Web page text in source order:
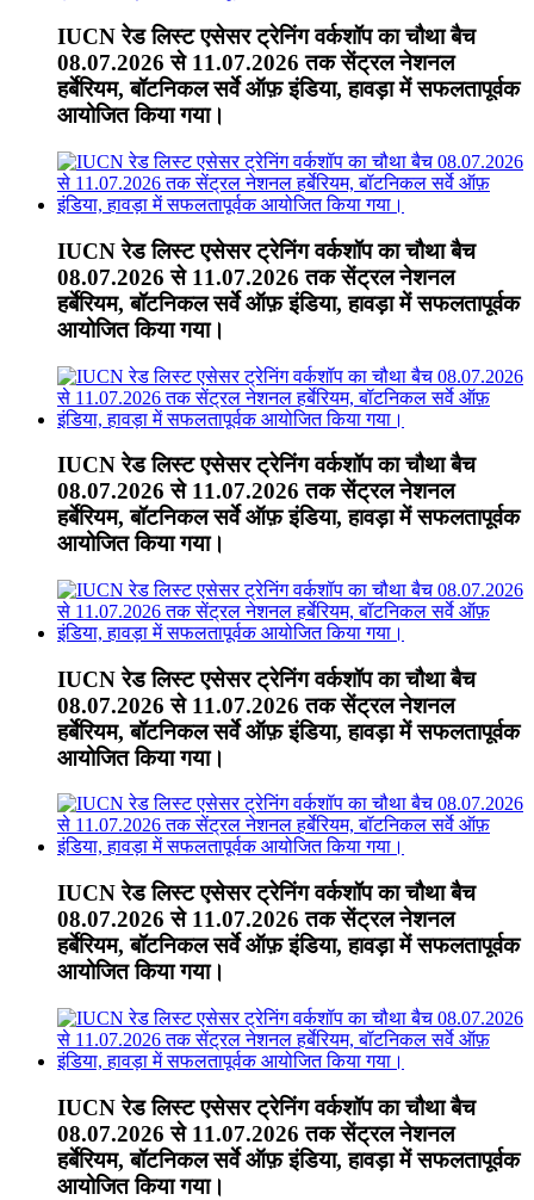
IUCN रेड लिस्ट एसेसर ट्रेनिंग वर्कशॉप का चौथा बैच
08.07.2026 से 11.07.2026 तक सेंट्रल नेशनल
हर्बेरियम, बॉटनिकल सर्वे ऑफ़ इंडिया, हावड़ा में सफलतापूर्वक
आयोजित किया गया।
IUCN रेड लिस्ट एसेसर ट्रेनिंग वर्कशॉप का चौथा बैच
08.07.2026 से 11.07.2026 तक सेंट्रल नेशनल
हर्बेरियम, बॉटनिकल सर्वे ऑफ़ इंडिया, हावड़ा में सफलतापूर्वक
आयोजित किया गया।
IUCN रेड लिस्ट एसेसर ट्रेनिंग वर्कशॉप का चौथा बैच
08.07.2026 से 11.07.2026 तक सेंट्रल नेशनल
हर्बेरियम, बॉटनिकल सर्वे ऑफ़ इंडिया, हावड़ा में सफलतापूर्वक
आयोजित किया गया।
IUCN रेड लिस्ट एसेसर ट्रेनिंग वर्कशॉप का चौथा बैच
08.07.2026 से 11.07.2026 तक सेंट्रल नेशनल
हर्बेरियम, बॉटनिकल सर्वे ऑफ़ इंडिया, हावड़ा में सफलतापूर्वक
आयोजित किया गया।
IUCN रेड लिस्ट एसेसर ट्रेनिंग वर्कशॉप का चौथा बैच
08.07.2026 से 11.07.2026 तक सेंट्रल नेशनल
हर्बेरियम, बॉटनिकल सर्वे ऑफ़ इंडिया, हावड़ा में सफलतापूर्वक
आयोजित किया गया।
IUCN रेड लिस्ट एसेसर ट्रेनिंग वर्कशॉप का चौथा बैच
08.07.2026 से 11.07.2026 तक सेंट्रल नेशनल
हर्बेरियम, बॉटनिकल सर्वे ऑफ़ इंडिया, हावड़ा में सफलतापूर्वक
आयोजित किया गया।